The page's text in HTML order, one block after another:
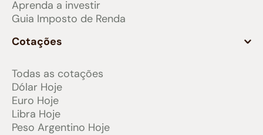
Aprenda a investir
Guia Imposto de Renda
Cotações
Todas as cotações
Dólar Hoje
Euro Hoje
Libra Hoje
Peso Argentino Hoje